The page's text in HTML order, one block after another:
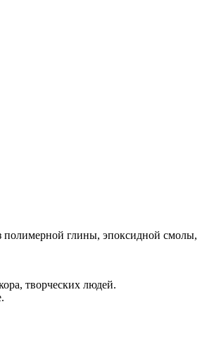
полимерной глины, эпоксидной смолы,
творческих людей.